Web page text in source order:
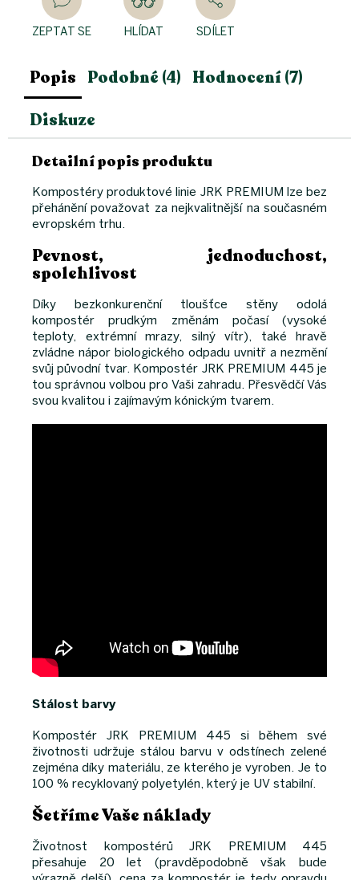
ZEPTAT SE HLÍDAT SDÍLET
Popis Podobné (4) Hodnocení (7)
Diskuze
Detailní popis produktu
Kompostéry produktové linie JRK PREMIUM lze bez
přehánění považovat za nejkvalitnější na současném
evropském trhu.
Pevnost, jednoduchost,
spolehlivost
Díky bezkonkurenční tloušťce stěny odolá
kompostér prudkým změnám počasí (vysoké
teploty, extrémní mrazy, silný vítr), také hravě
zvládne nápor biologického odpadu uvnitř a nezmění
svůj původní tvar. Kompostér JRK PREMIUM 445 je
tou správnou volbou pro Vaši zahradu. Přesvědčí Vás
svou kvalitou i zajímavým kónickým tvarem.
Stálost barvy
Kompostér JRK PREMIUM 445 si během své
životnosti udržuje stálou barvu v odstínech zelené
zejména díky materiálu, ze kterého je vyroben. Je to
100 % recyklovaný polyetylén, který je UV stabilní.
Šetříme Vaše náklady
Životnost kompostérů JRK PREMIUM 445
přesahuje 20 let (pravděpodobně však bude